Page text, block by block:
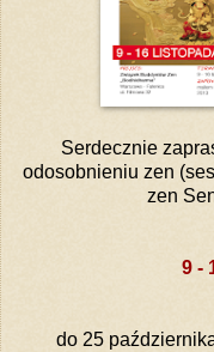
Serdecznie
odosobnieniu zen
zen
9 -
do 25